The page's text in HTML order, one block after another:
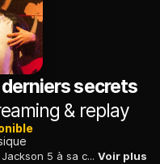
secrets
& replay
L'ascension de Michael Jackson, des Jackson 5 à sa carrière solo planétaire, en abordant les albums cultes, les controverses et sa fin tragique. Voir plus